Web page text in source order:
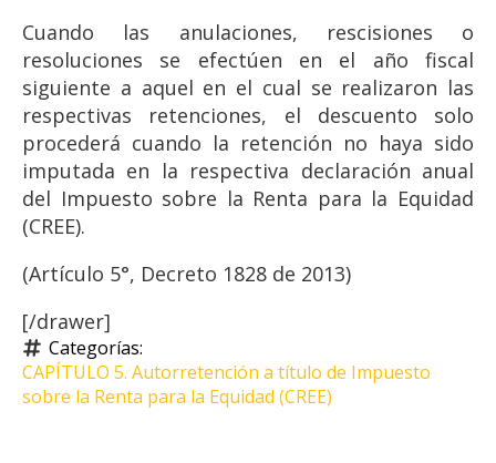
Cuando las anulaciones, rescisiones o
resoluciones se efectúen en el año fiscal
siguiente a aquel en el cual se realizaron las
respectivas retenciones, el descuento solo
procederá cuando la retención no haya sido
imputada en la respectiva declaración anual
del Impuesto sobre la Renta para la Equidad
(CREE).
(Artículo 5°, Decreto 1828 de 2013)
[/drawer]
Categorías:
CAPÍTULO 5. Autorretención a título de Impuesto
sobre la Renta para la Equidad (CREE)